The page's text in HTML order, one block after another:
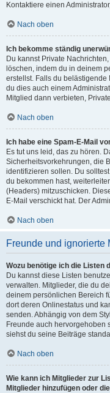
Kontaktiere einen
Nach oben
Ich bekomme ständig
Du kannst Private
löschen, indem du in deinem
erstellst. Falls du
du dies auch einem
Mitglied dann verbieten,
Nach oben
Ich habe eine Spam-E-Mail
Es tut uns leid, das zu hören.
Sicherheitsvorkehrungen, die
identifizieren sollen. Du
du bekommen hast,
(Headers) mitzuschicken.
E-Mail verschickt hat. Der
Nach oben
Freunde und ignorierte
Wozu benötige ich die Listen
Du kannst diese Listen
verwalten. Mitglieder, die du
deinem persönlichen Bereich
dort deren Onlinestatus und
senden. Abhängig von dem
Freunde auch hervorgehoben
siehst du seine Beiträge
Nach oben
Wie kann ich Mitglieder zur
Mitglieder hinzufügen oder